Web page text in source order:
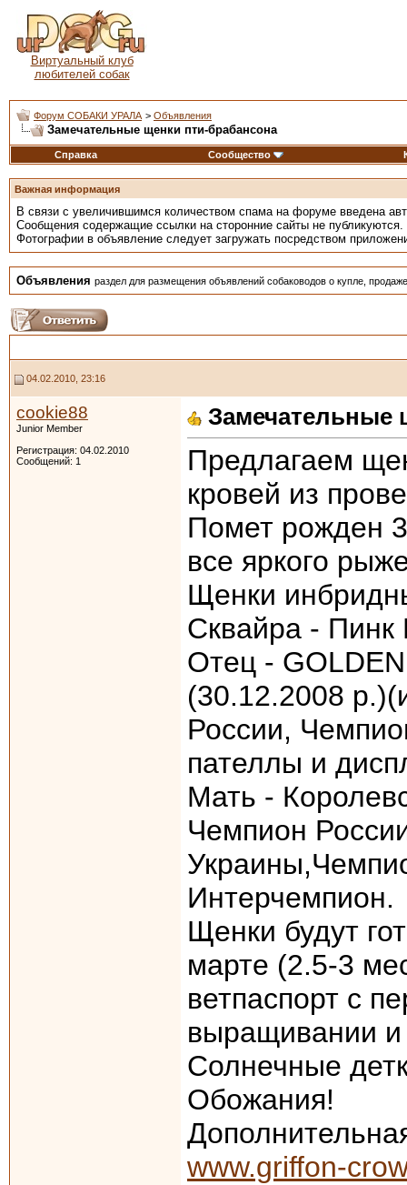
Виртуальный клуб
любителей собак
Форум СОБАКИ УРАЛА > Объявления
Замечательные щенки пти-брабансона
Справка Сообщество
Важная информация
В связи с увеличившимся количеством спама на форуме введена
Сообщения содержащие ссылки на сторонние сайты не публикуются.
Фотографии в объявление следует загружать посредством
Объявления раздел для размещения объявлений собаководов о купле,
04.02.2010, 23:16
cookie88
Junior Member
Регистрация: 04.02.2010
Сообщений: 1
Замечательные
Предлагаем
кровей из
Помет рожден
все яркого
Щенки
Сквайра -
Отец -
(30.12.2008
России,
пателлы и
Мать -
Чемпион
Интерчемпион.
Щенки будут
марте (2.5-3
ветпаспорт с
выращивании и
Солнечные
Обожания!
www.griffon-